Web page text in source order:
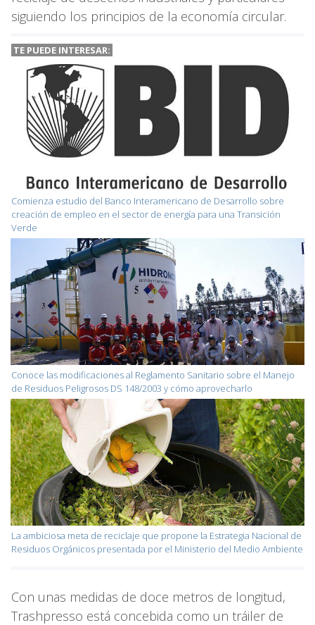
siguiendo los principios de la economía circular.
TE PUEDE INTERESAR:
Comienza estudio del Banco Interamericano de Desarrollo sobre
creación de empleo en el sector de energía para una Transición
Verde
Conoce las modificaciones al Reglamento Sanitario sobre el Manejo
de Residuos Peligrosos DS 148/2003 y cómo aprovecharlo
La ambiciosa meta de reciclaje que propone la Estrategia Nacional de
Residuos Orgánicos presentada por el Ministerio del Medio Ambiente
Con unas medidas de doce metros de longitud,
Trashpresso está concebida como un tráiler de